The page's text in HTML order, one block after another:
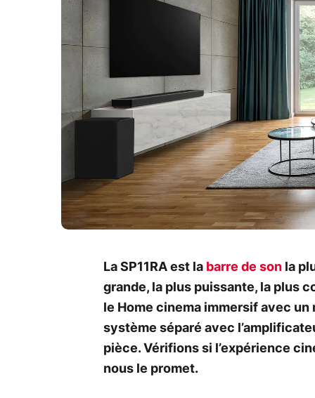
La SP11RA est la barre de son la
grande, la plus puissante, la plus
le Home cinema immersif avec
système séparé avec
pièce. Vérifions si l’expérience
nous le promet.